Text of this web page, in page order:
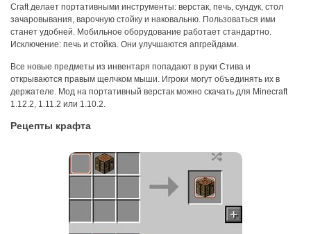
Craft делает портативными инструменты: верстак, печь, сундук, стол
зачаровывания, варочную стойку и наковальню. Пользоваться ими
станет удобней. Мобильное оборудование работает стандартно.
Исключение: печь и стойка. Они улучшаются апгрейдами.
Все новые предметы из инвентаря попадают в руки Стива и
открываются правым щелчком мыши. Игроки могут объединять их в
держателе. Мод на портативный верстак можно скачать для Minecraft
1.12.2, 1.11.2 или 1.10.2.
Рецепты крафта